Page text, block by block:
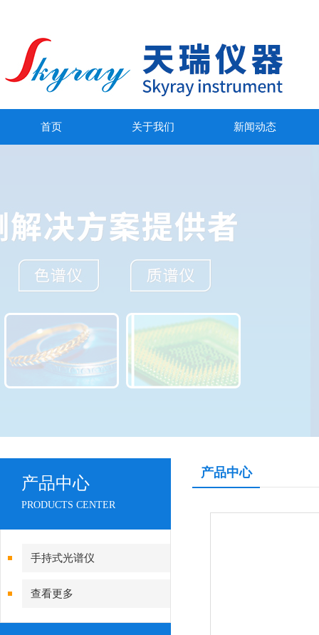
首页 关于我们 新闻动态
产品中心
PRODUCTS CENTER
手持式光谱仪
查看更多
产品中心